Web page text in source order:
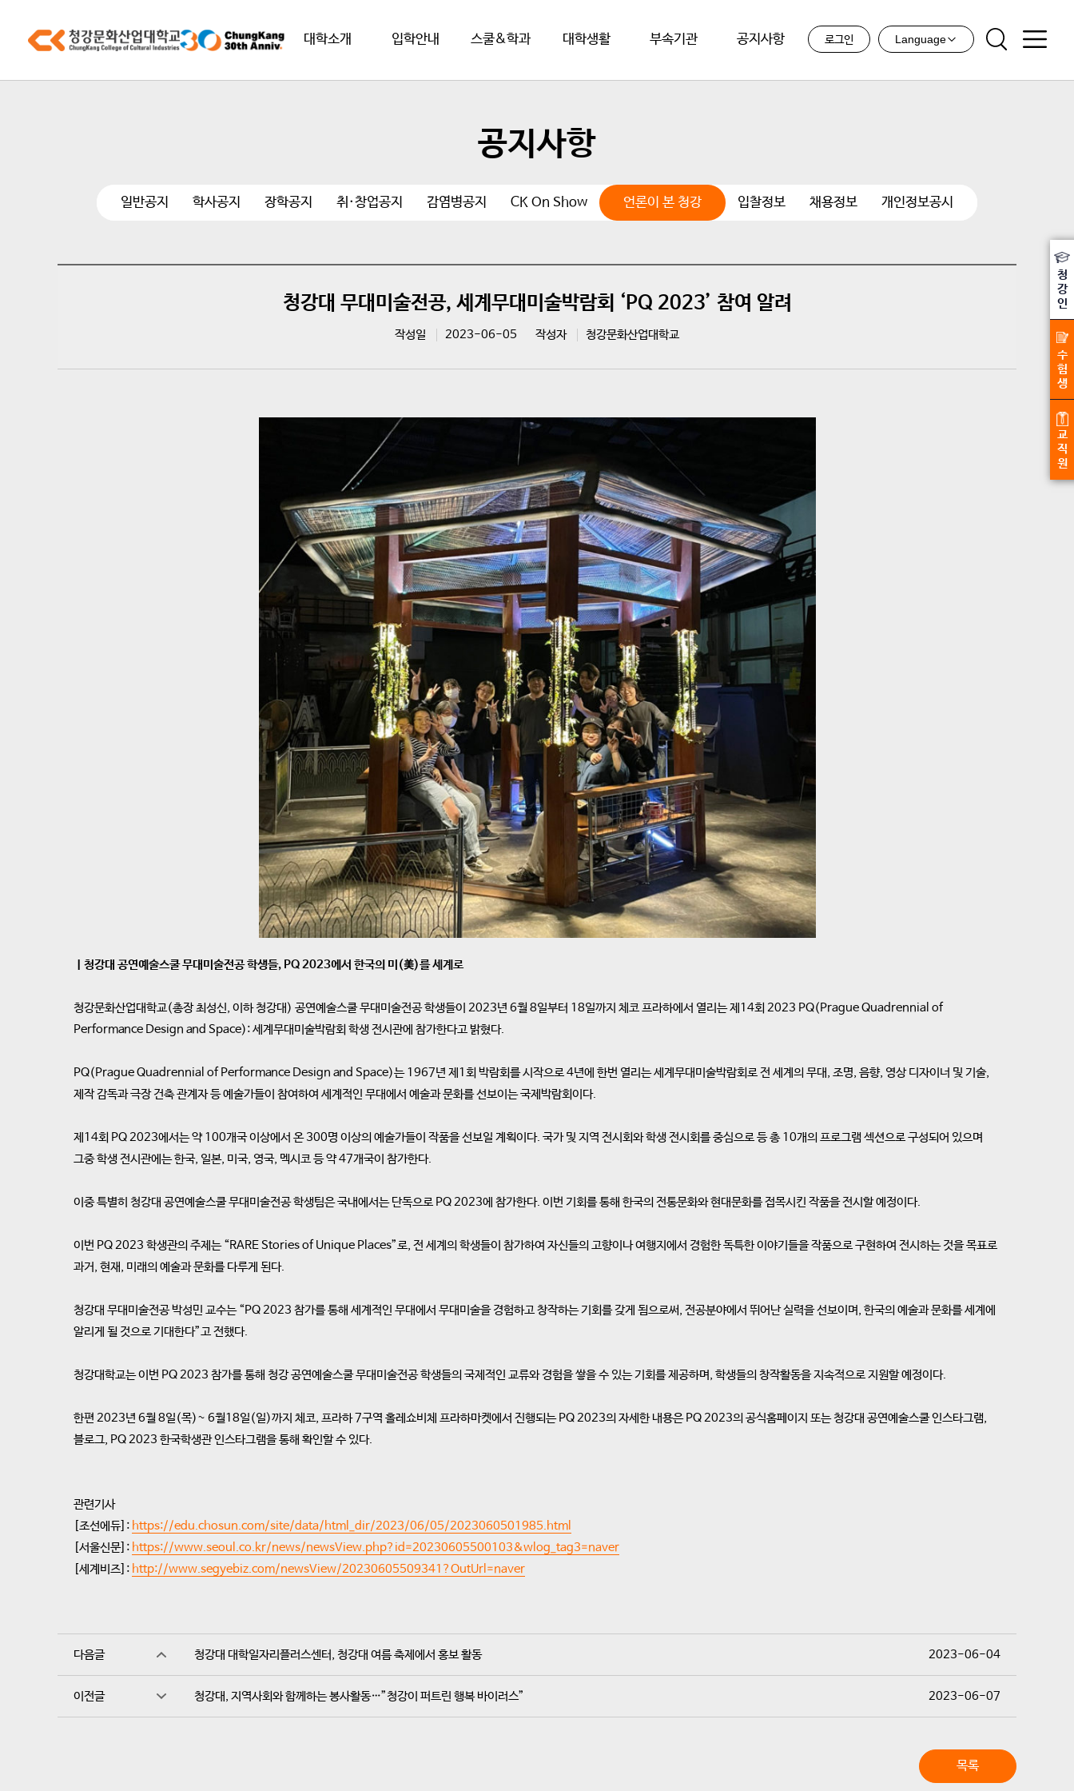
대학소개 입학안내 스쿨&학과 대학생활 부속기관 공지사항 로그인 Language
공지사항
일반공지 학사공지 장학공지 취·창업공지 감염병공지 CK On Show 언론이 본 청강 입찰정보 채용정보 개인정보공시
청강대 무대미술전공, 세계무대미술박람회 ‘PQ 2023’ 참여 알려
작성일 2023-06-05 작성자 청강문화산업대학교
ㅣ청강대 공연예술스쿨 무대미술전공 학생들, PQ 2023에서 한국의 미(美)를 세계로
청강문화산업대학교(총장 최성신, 이하 청강대) 공연예술스쿨 무대미술전공 학생들이 2023년 6월 8일부터 18일까지 체코 프라하에서 열리는 제14회 2023 PQ(Prague Quadrennial of
Performance Design and Space): 세계무대미술박람회 학생 전시관에 참가한다고 밝혔다.
PQ(Prague Quadrennial of Performance Design and Space)는 1967년 제1회 박람회를 시작으로 4년에 한번 열리는 세계무대미술박람회로 전 세계의 무대, 조명, 음향, 영상 디자이너 및 기술,
제작 감독과 극장 건축 관계자 등 예술가들이 참여하여 세계적인 무대에서 예술과 문화를 선보이는 국제박람회이다.
제14회 PQ 2023에서는 약 100개국 이상에서 온 300명 이상의 예술가들이 작품을 선보일 계획이다. 국가 및 지역 전시회와 학생 전시회를 중심으로 등 총 10개의 프로그램 섹션으로 구성되어 있으며
그중 학생 전시관에는 한국, 일본, 미국, 영국, 멕시코 등 약 47개국이 참가한다.
이중 특별히 청강대 공연예술스쿨 무대미술전공 학생팀은 국내에서는 단독으로 PQ 2023에 참가한다. 이번 기회를 통해 한국의 전통문화와 현대문화를 접목시킨 작품을 전시할 예정이다.
이번 PQ 2023 학생관의 주제는 “RARE Stories of Unique Places”로, 전 세계의 학생들이 참가하여 자신들의 고향이나 여행지에서 경험한 독특한 이야기들을 작품으로 구현하여 전시하는 것을 목표로
과거, 현재, 미래의 예술과 문화를 다루게 된다.
청강대 무대미술전공 박성민 교수는 “PQ 2023 참가를 통해 세계적인 무대에서 무대미술을 경험하고 창작하는 기회를 갖게 됨으로써, 전공분야에서 뛰어난 실력을 선보이며, 한국의 예술과 문화를 세계에
알리게 될 것으로 기대한다”고 전했다.
청강대학교는 이번 PQ 2023 참가를 통해 청강 공연예술스쿨 무대미술전공 학생들의 국제적인 교류와 경험을 쌓을 수 있는 기회를 제공하며, 학생들의 창작활동을 지속적으로 지원할 예정이다.
한편 2023년 6월 8일(목)~ 6월18일(일)까지 체코, 프라하 7구역 홀레쇼비체 프라하마켓에서 진행되는 PQ 2023의 자세한 내용은 PQ 2023의 공식홈페이지 또는 청강대 공연예술스쿨 인스타그램,
블로그, PQ 2023 한국학생관 인스타그램을 통해 확인할 수 있다.
관련기사
[조선에듀]: https://edu.chosun.com/site/data/html_dir/2023/06/05/2023060501985.html
[서울신문]: https://www.seoul.co.kr/news/newsView.php?id=20230605500103&wlog_tag3=naver
[세계비즈]: http://www.segyebiz.com/newsView/20230605509341?OutUrl=naver
다음글 청강대 대학일자리플러스센터, 청강대 여름 축제에서 홍보 활동 2023-06-04
이전글 청강대, 지역사회와 함께하는 봉사활동…”청강이 퍼트린 행복 바이러스” 2023-06-07
목록
청
강
인
수
험
생
교
직
원